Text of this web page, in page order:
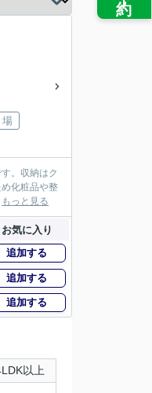
場
。収納はク
化粧品や整
もっと見る
お気に入り
追加する
追加する
追加する
以上